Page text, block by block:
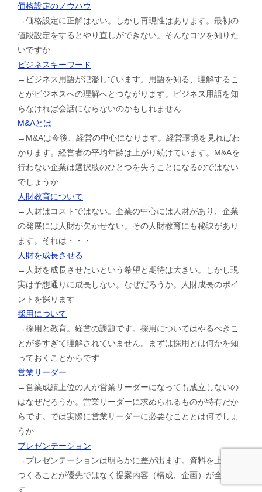
価格設定のノウハウ
→価格設定に正解はない。しかし再現性はあります。最初の
値段設定をするとやり直しができない。そんなコツを知りた
いですか
ビジネスキーワード
→ビジネス用語が氾濫しています。用語を知る、理解するこ
とがビジネスへの理解へとつながります。ビジネス用語を知
らなければ会話にならないのかもしれません
M&Aとは
→M&Aは今後、経営の中心になります。経営環境を見ればわ
かります。経営者の平均年齢は上がり続けています。M&Aを
行わない企業は選択肢のひとつを失うことになるのではない
でしょうか
人財教育について
→人財はコストではない。企業の中心には人財があり、企業
の発展には人財が欠かせない。その人財教育にも秘訣があり
ます。それは・・・
人財を成長させる
→人財を成長させたいという希望と期待は大きい。しかし現
実は予想通りに成長しない。なぜだろうか。人財成長のポイ
ントを探ります
採用について
→採用と教育。経営の課題です。採用についてはやるべきこ
とが多すぎて理解されていません。まずは採用とは何かを知
っておくことからです
営業リーダー
→営業成績上位の人が営業リーダーになっても成立しないの
はなぜだろうか。営業リーダーに求められるものが特有だか
らです。では実際に営業リーダーに必要なこととは何でしょ
うか
プレゼンテーション
→プレゼンテーションは明らかに差が出ます。資料を上手に
つくることが優先ではなく提案内容（構成、企画）が全てで
す